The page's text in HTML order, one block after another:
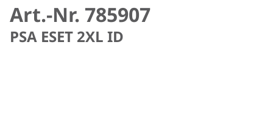
Art.-Nr. 785907
PSA ESET 2XL ID